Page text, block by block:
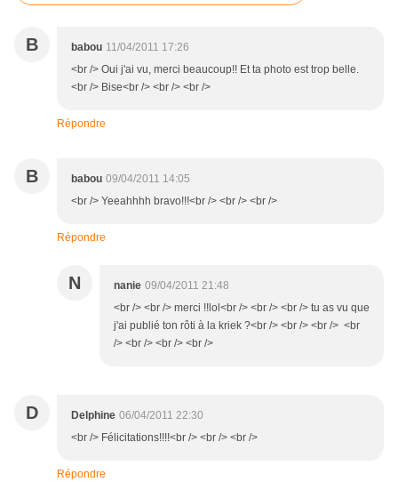
B babou 11/04/2011 17:26
<br /> Oui j'ai vu, merci beaucoup!! Et ta photo est trop belle.
<br /> Bise<br /> <br /> <br />
Répondre
B babou 09/04/2011 14:05
<br /> Yeeahhhh bravo!!!<br /> <br /> <br />
Répondre
N nanie 09/04/2011 21:48
<br /> <br /> merci !!lol<br /> <br /> <br /> tu as vu que
j'ai publié ton rôti à la kriek ?<br /> <br /> <br /> <br
/> <br /> <br /> <br />
D Delphine 06/04/2011 22:30
<br /> Félicitations!!!!<br /> <br /> <br />
Répondre